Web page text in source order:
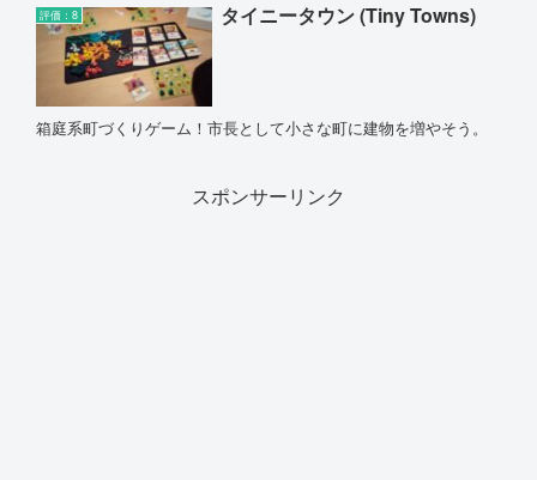
評価：8 タイニータウン (Tiny Towns)
箱庭系町づくりゲーム！市長として小さな町に建物を増やそう。
スポンサーリンク